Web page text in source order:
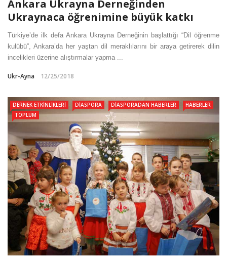
Ankara Ukrayna Derneğinden
Ukraynaca öğrenimine büyük katkı
Türkiye’de ilk defa Ankara Ukrayna Derneğinin başlattığı “Dil öğrenme
kulübü”, Ankara’da her yaştan dil meraklılarını bir araya getirerek dilin
incelikleri üzerine alıştırmalar yapma ...
Ukr-Ayna 12/25/2018
DERNEK ETKINLIKLERI DIASPORA DIASPORADAN HABERLER
HABERLER
TOPLUM